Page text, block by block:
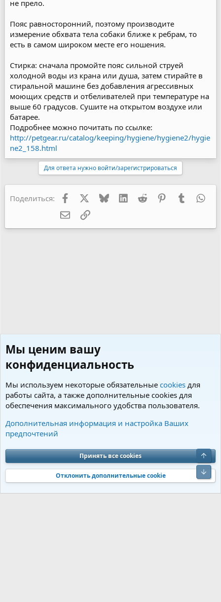
не прело.
Пояс равносторонний, поэтому производите
измерение обхвата тела собаки ближе к ребрам, то
есть в самом широком месте его ношения.
Стирка: сначала промойте пояс сильной струей
холодной воды из крана или душа, затем стирайте в
стиральной машине без добавления агрессивных
моющих средств и отбеливателей при температуре на
выше 60 градусов. Сушите на открытом воздухе или
батарее.
Подробнее можно почитать по ссылке:
http://petgear.ru/catalog/keeping/hygiene/hygiene2/hygie
ne2_158.html
Для ответа нужно войти/зарегистрироваться
Поделиться: Facebook BlueskyLinkedInReddit PinterestTumblr
Электронная почта
Ссылка
Советы по уходу и содержанию
Cookies Charm by DCom
Обратная связь
Условия и правила
Политика конфиденциальности
Помощь
S
S
Community platform by XenForo® © 2010-2026 XenForo Ltd. Перевод от
Jumuro®|Media embeds via s9e/MediaSites
Мы ценим вашу
конфиденциальность
Мы используем некоторые обязательные cookies для
работы сайта, а также дополнительные cookies для
обеспечения максимального удобства пользователя.
Дополнительная информация и настройка Ваших
предпочтений
Принять все cookies
Отклонить дополнительные cookie
Верх
Низ